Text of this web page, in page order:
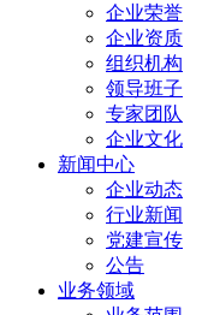
企业荣誉
企业资质
组织机构
领导班子
专家团队
企业文化
新闻中心
企业动态
行业新闻
党建宣传
公告
业务领域